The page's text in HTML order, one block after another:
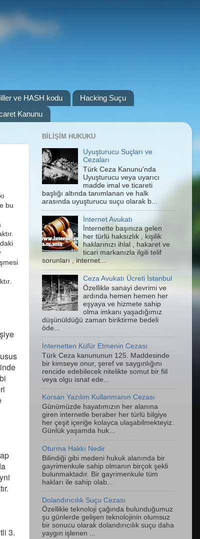
ve HASH kodu
Hacking Suçu
Kanunu
bu
3.
BILIŞIM HUKUKU
Uyuşturucu Suçları ve
Cezaları
Türk Ceza Kanunu'nda
Uyuşturucu veya uyarıcı
madde imal ve ticareti
başlığı altında tanımlanan ve halk
arasında uyuşturucu suçu olarak b...
İnternet Avukatı
İnternette başınıza gelen
her türlü haksızlık , kişilik
haklarınızı ihlal , hakaret ve
ticari markanızla ilgili telif
sorunları , internet...
Ceza Avukatı Ücreti İstanbul
Özellikle sanayi devrimi ve
ardında hemen hemen her
eşyaya ve hizmete sahip
olma imkanı yaşadığımız
düşünüldüğü zaman biriktirme bedeli
öde...
İnternetten Küfür Etmenin Cezası
Türk Ceza kanununun 125. Maddesinde
bir kimseye onur, şeref ve saygınlığını
rencide edebilecek nitelikte somut bir fiil
veya olgu isnat ede...
Korsan Yazılım Kullanmanın Cezası
Günümüzde hayatımızın her alanına
giren internetle beraber her türlü bilgiye
her çeşit içeriğe kolayca ulaşabilmekteyiz.
Günlük yaşamda huk...
Oturma Hakkı Nedir
Bilindiği gibi medeni hukuk alanında bir
gayrimenkule sahip olmanın birçok şekli
bulunmaktadır. Bir gayrimenkule tüm
hakları ile sahip olab...
Dolandırıcılık Suçu Cezası
Özellikle teknoloji çağında bulunduğumuz
şu günlerde gelişen teknolojinin olumsuz
bir sonucu olarak dolandırıcılık suçu daha
yaygın işlenen ...